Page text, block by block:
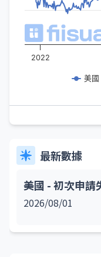
美
2022
最新數據
美國 - 初次申請
2026/08/01